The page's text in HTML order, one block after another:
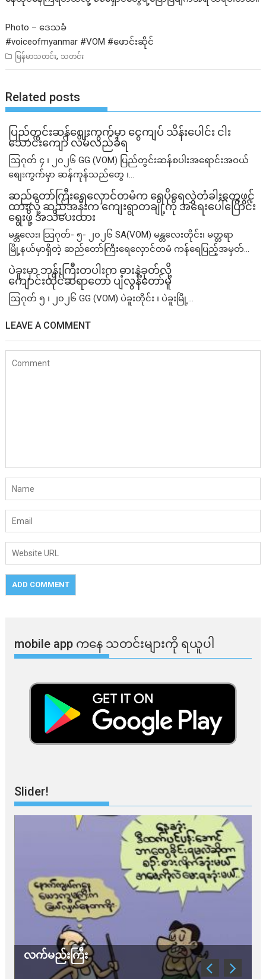
Photo – ဒေသခံ
#voiceofmyanmar #VOM #ဖောင်းဆိုင်
မြန်မာသတင်း, သတင်း
Related posts
ပြည်တွင်းဆန်စျေးကွက်မှာ ငွေကျပ် သိန်းပေါင်း ငါး​
သောင်းကျော် လိမ်လည်ခံရ
ဩဂုတ် ၄ ၊ ၂၀၂၆ GG (VOM) ပြည်တွင်းဆန်စပါးအရောင်းအဝယ်
စျေးကွက်မှာ ဆန်ကုန်သည်တွေ ၊...
ဆည်တော်ကြီးရေလှောင်တမံက ရေပိုရေလွှဲတံခါးတွေဖွင့်
ထားလို့ ဆည်အနီးက ကျေးရွာတချို့ကို အရေးပေါ်ပြောင်း
ရွေးဖို့ အသိပေးထား
မန္တလေး၊ သြဂုတ်- ၅- ၂၀၂၆ SA(VOM) မန္တလေးတိုင်း၊ မတ္တရာ
မြို့နယ်မှာရှိတဲ့ ဆည်တော်ကြီးရေလှောင်တမံ ကန်ရေပြည့်အမှတ်...
ပဲခူးမှာ ဘုန်းကြီးတပါးက ဓားနဲ့ခုတ်လို့
ကျောင်းထိုင်ဆရာတော် ပျံလွန်တော်မူ
ဩဂုတ် ၅ ၊ ၂၀၂၆ GG (VOM) ပဲခူးတိုင်း ၊ ပဲခူးမြို့...
LEAVE A COMMENT
mobile app ​​ကနေ ​​သတင်းများကို ရယူပါ
Slider!
လက်မည်းကြီး